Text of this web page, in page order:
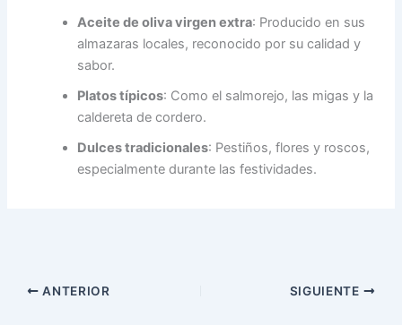
Aceite de oliva virgen extra: Producido en sus
almazaras locales, reconocido por su calidad y
sabor.
Platos típicos: Como el salmorejo, las migas y la
caldereta de cordero.
Dulces tradicionales: Pestiños, flores y roscos,
especialmente durante las festividades.
ANTERIOR SIGUIENTE